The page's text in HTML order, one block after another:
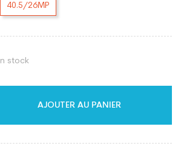
40.5/26MP
stock
AJOUTER AU PANIER